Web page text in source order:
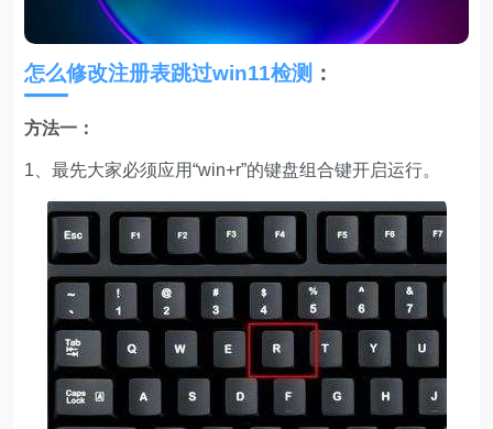
怎么修改注册表跳过win11检测 ：
方法一：
1、最先大家必须应用“win+r”的键盘组合键开启运行。